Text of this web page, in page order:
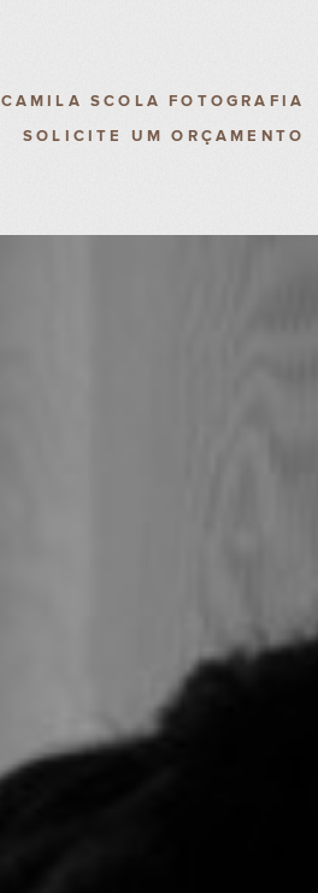
CAMILA SCOLA FOTOGRAFIA
SOLICITE UM ORÇAMENTO